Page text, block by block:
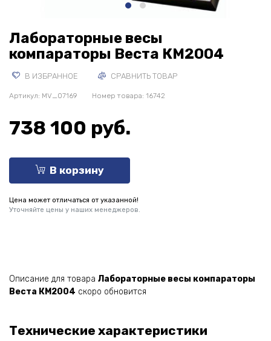
Лабораторные весы
компараторы Веста КМ2004
В ИЗБРАННОЕ СРАВНИТЬ ТОВАР
Артикул: MV_07169 Номер товара: 16742
738 100 руб.
В корзину
Цена может отличаться от указанной!
Уточняйте цены у наших менеджеров.
Описание для товара Лабораторные весы компараторы
Веста КМ2004 скоро обновится
Технические характеристики